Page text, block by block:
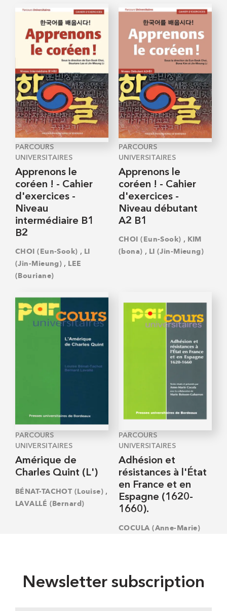
PARCOURS
UNIVERSITAIRES
Apprenons le
coréen ! - Cahier
d'exercices -
Niveau
intermédiaire B1
B2
CHOI (Eun-Sook) , LI
(Jin-Mieung) , LEE
(Bouriane)
PARCOURS
UNIVERSITAIRES
Apprenons le
coréen ! - Cahier
d'exercices -
Niveau débutant
A2 B1
CHOI (Eun-Sook) , KIM
(bona) , LI (Jin-Mieung)
PARCOURS
UNIVERSITAIRES
Amérique de
Charles Quint (L')
BÉNAT-TACHOT (Louise) ,
LAVALLÉ (Bernard)
PARCOURS
UNIVERSITAIRES
Adhésion et
résistances à l'État
en France et en
Espagne (1620-
1660).
COCULA (Anne-Marie)
Newsletter subscription